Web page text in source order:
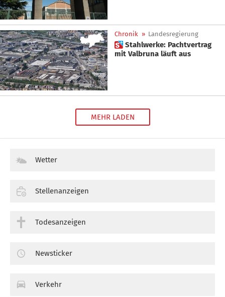
Chronik » Landesregierung
 Stahlwerke: Pachtvertrag
mit Valbruna läuft aus
MEHR LADEN
Wetter
Stellenanzeigen
Todesanzeigen
Newsticker
Verkehr